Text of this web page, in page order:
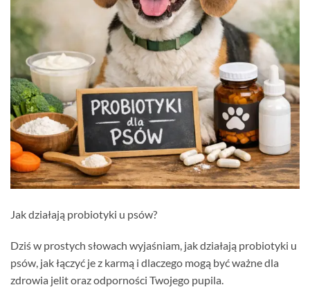
Jak działają probiotyki u psów?
Dziś w prostych słowach wyjaśniam, jak działają probiotyki u
psów, jak łączyć je z karmą i dlaczego mogą być ważne dla
zdrowia jelit oraz odporności Twojego pupila.